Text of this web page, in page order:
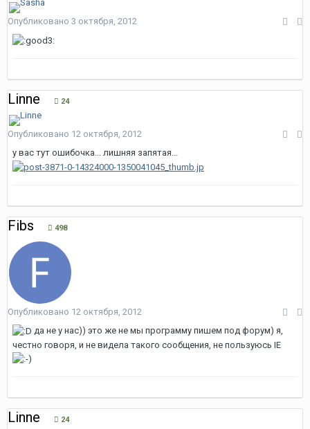
Опубликовано 3 октября, 2012
Linne 24
Опубликовано 12 октября, 2012
у вас тут ошибочка... лишняя запятая...
Fibs 498
Опубликовано 12 октября, 2012
да не у нас)) это же не мы программу пишем под форум) я,
честно говоря, и не видела такого сообщения, не пользуюсь IE
Linne 24